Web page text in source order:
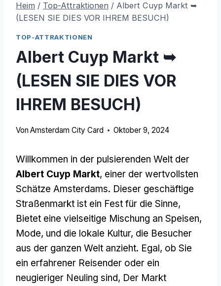
Heim / Top-Attraktionen / Albert Cuyp Markt ➥
(LESEN SIE DIES VOR IHREM BESUCH)
TOP-ATTRAKTIONEN
Albert Cuyp Markt ➥
(LESEN SIE DIES VOR
IHREM BESUCH)
Von Amsterdam City Card Oktober 9, 2024
Willkommen in der pulsierenden Welt der
Albert Cuyp Markt, einer der wertvollsten
Schätze Amsterdams. Dieser geschäftige
Straßenmarkt ist ein Fest für die Sinne,
Bietet eine vielseitige Mischung an Speisen,
Mode, und die lokale Kultur, die Besucher
aus der ganzen Welt anzieht. Egal, ob Sie
ein erfahrener Reisender oder ein
neugieriger Neuling sind, Der Markt